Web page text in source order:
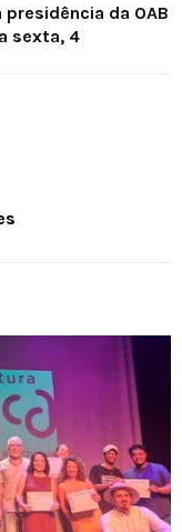
da OAB
sexta, 4